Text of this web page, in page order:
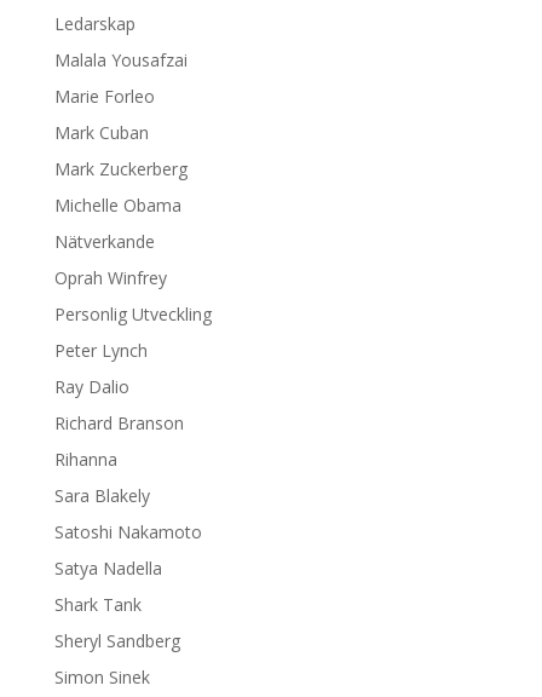
Ledarskap
Malala Yousafzai
Marie Forleo
Mark Cuban
Mark Zuckerberg
Michelle Obama
Nätverkande
Oprah Winfrey
Personlig Utveckling
Peter Lynch
Ray Dalio
Richard Branson
Rihanna
Sara Blakely
Satoshi Nakamoto
Satya Nadella
Shark Tank
Sheryl Sandberg
Simon Sinek